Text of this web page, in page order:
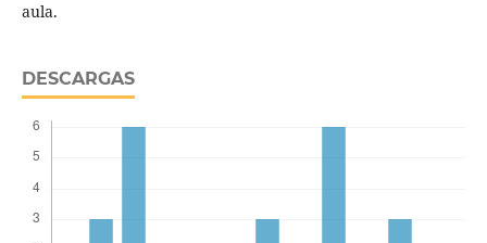
aula.
DESCARGAS